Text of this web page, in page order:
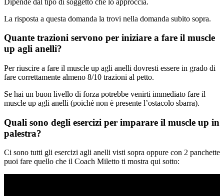
La risposta a questa domanda la trovi nella domanda subito sopra.
Quante trazioni servono per iniziare a fare il muscle
up agli anelli?
Per riuscire a fare il muscle up agli anelli dovresti essere in grado di
fare correttamente almeno 8/10 trazioni al petto.
Se hai un buon livello di forza potrebbe venirti immediato fare il
muscle up agli anelli (poiché non è presente l’ostacolo sbarra).
Quali sono degli esercizi per imparare il muscle up in
palestra?
Ci sono tutti gli esercizi agli anelli visti sopra oppure con 2 panchette
puoi fare quello che il Coach Miletto ti mostra qui sotto: